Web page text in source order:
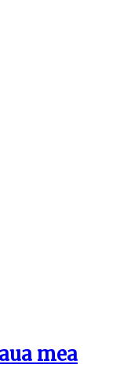
mea